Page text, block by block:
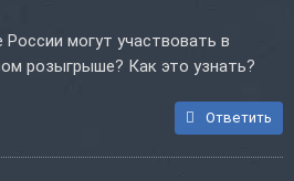
могут участвовать в
розыгрыше? Как это узнать?
Ответить